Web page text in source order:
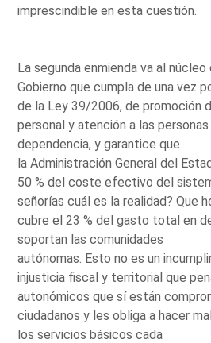
imprescindible en esta cuestión.
La segunda enmienda va al
Gobierno que cumpla de una vez
de la Ley 39/2006, de promoción
personal y atención a las
dependencia, y garantice que
la Administración General del
50 % del coste efectivo del
señorías cuál es la realidad? Que
cubre el 23 % del gasto total en
soportan las comunidades
autónomas. Esto no es un
injusticia fiscal y territorial que
autonómicos que sí están
ciudadanos y les obliga a hacer
los servicios básicos cada